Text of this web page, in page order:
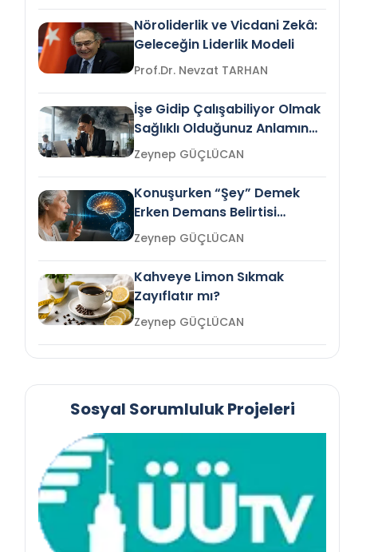
Nöroliderlik ve Vicdani Zekâ:
Geleceğin Liderlik Modeli
Prof.Dr. Nevzat TARHAN
İşe Gidip Çalışabiliyor Olmak
Sağlıklı Olduğunuz Anlamına
Gelir mi?Zeynep GÜÇLÜCAN
Konuşurken “Şey” Demek
Erken Demans Belirtisi
Olabilir mi?Zeynep GÜÇLÜCAN
Kahveye Limon Sıkmak
Zayıflatır mı?
Zeynep GÜÇLÜCAN
Sosyal Sorumluluk Projeleri